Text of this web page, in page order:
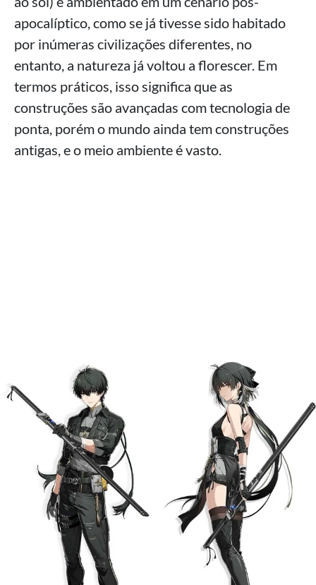
apocalíptico, como se já tivesse sido habitado
por inúmeras civilizações diferentes, no
entanto, a natureza já voltou a florescer. Em
termos práticos, isso significa que as
construções são avançadas com tecnologia de
ponta, porém o mundo ainda tem construções
antigas, e o meio ambiente é vasto.